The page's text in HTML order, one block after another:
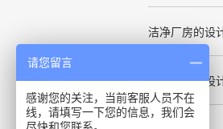
洁净厂房的设
请您留言
感谢您的关注，当前客服人员不在
线，请填写一下您的信息，我们会